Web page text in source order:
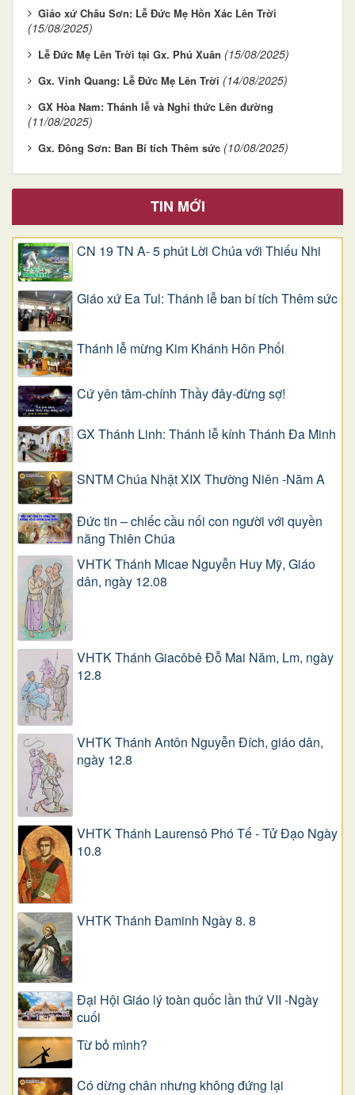
Giáo xứ Châu Sơn: Lễ Đức Mẹ Hồn Xác Lên Trời
(15/08/2025)
Lễ Đức Mẹ Lên Trời tại Gx. Phú Xuân (15/08/2025)
Gx. Vinh Quang: Lễ Đức Mẹ Lên Trời (14/08/2025)
GX Hòa Nam: Thánh lễ và Nghi thức Lên đường
(11/08/2025)
Gx. Đông Sơn: Ban Bí tích Thêm sức (10/08/2025)
TIN MỚI
CN 19 TN A- 5 phút Lời Chúa với Thiếu Nhi
Giáo xứ Ea Tul: Thánh lễ ban bí tích Thêm sức
Thánh lễ mừng Kim Khánh Hôn Phối
Cứ yên tâm-chính Thầy đây-đừng sợ!
GX Thánh Linh: Thánh lễ kính Thánh Đa Minh
SNTM Chúa Nhật XIX Thường Niên -Năm A
Đức tin – chiếc cầu nối con người với quyền
năng Thiên Chúa
VHTK Thánh Micae Nguyễn Huy Mỹ, Giáo
dân, ngày 12.08
VHTK Thánh Giacôbê Ðỗ Mai Năm, Lm, ngày
12.8
VHTK Thánh Antôn Nguyễn Ðích, giáo dân,
ngày 12.8
VHTK Thánh Laurensô Phó Tế - Tử Đạo Ngày
10.8
VHTK Thánh Đaminh Ngày 8. 8
Đại Hội Giáo lý toàn quốc lần thứ VII -Ngày
cuối
Từ bỏ mình?
Có dừng chân nhưng không đứng lại